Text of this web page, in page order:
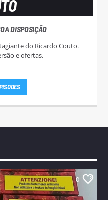
DISPOSIÇÃO
do Ricardo Couto.
e ofertas.
0